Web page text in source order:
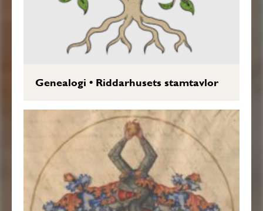
Genealogi • Riddarhusets stamtavlor